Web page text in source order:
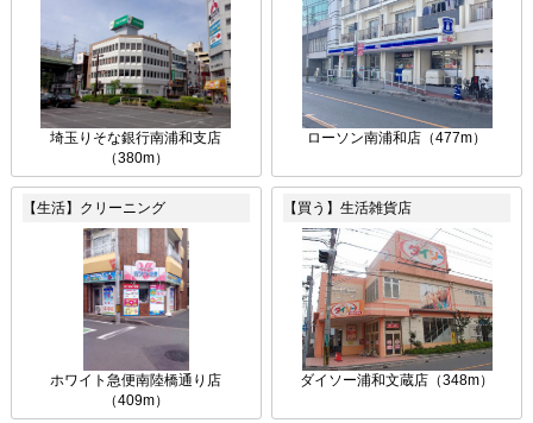
埼玉りそな銀行南浦和支店
（380m）
ローソン南浦和店（477m）
【生活】クリーニング
ホワイト急便南陸橋通り店
（409m）
【買う】生活雑貨店
ダイソー浦和文蔵店（348m）